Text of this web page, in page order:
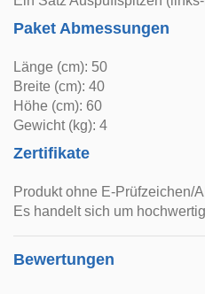
Paket Abmessungen
Länge (cm): 50
Breite (cm): 40
Höhe (cm): 60
Gewicht (kg): 4
Zertifikate
Produkt ohne E-Prüfzeichen/
Es handelt sich um
Bewertungen